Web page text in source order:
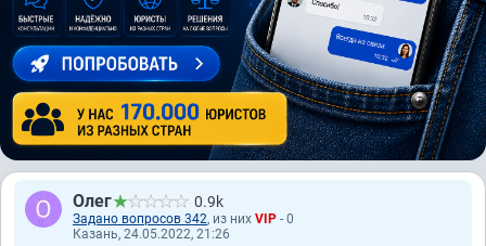
Олег 0.9k
Задано вопросов 342, из них VIP - 0
Казань, 24.05.2022, 21:26